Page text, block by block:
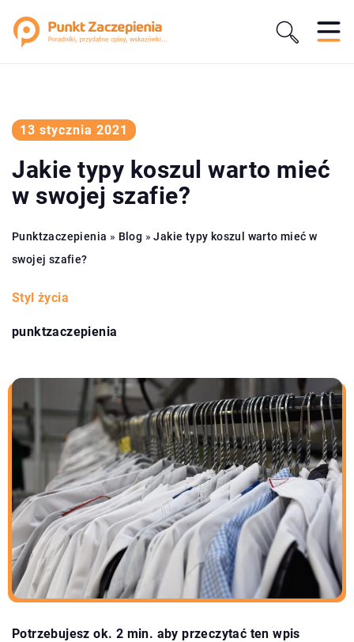
13 stycznia 2021
Jakie typy koszul warto mieć
w swojej szafie?
Punktzaczepienia » Blog »Jakie typy koszul warto mieć w
swojej szafie?
Styl życia
punktzaczepienia
Potrzebujesz ok. 2 min. aby przeczytać ten wpis